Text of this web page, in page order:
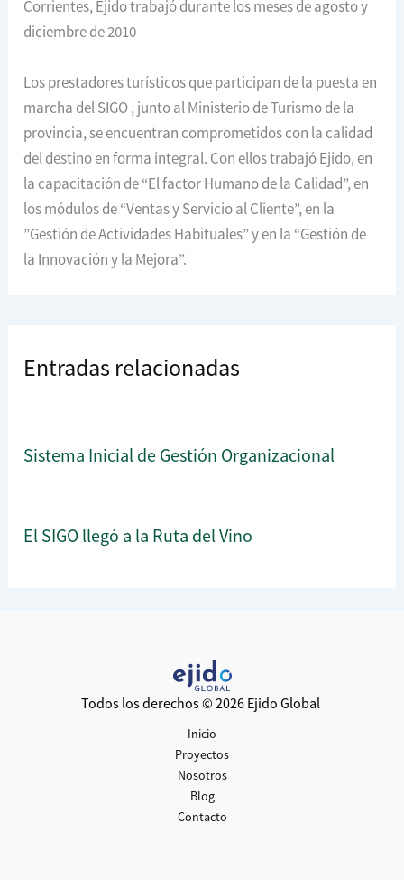
Corrientes, Ejido trabajó durante los meses de agosto y
diciembre de 2010
Los prestadores turísticos que participan de la puesta en
marcha del SIGO , junto al Ministerio de Turismo de la
provincia, se encuentran comprometidos con la calidad
del destino en forma integral. Con ellos trabajó Ejido, en
la capacitación de “El factor Humano de la Calidad”, en
los módulos de “Ventas y Servicio al Cliente”, en la
”Gestión de Actividades Habituales” y en la “Gestión de
la Innovación y la Mejora”.
Entradas relacionadas
Sistema Inicial de Gestión Organizacional
El SIGO llegó a la Ruta del Vino
Todos los derechos © 2026 Ejido Global
Inicio
Proyectos
Nosotros
Blog
Contacto